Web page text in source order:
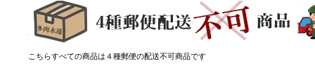
こちらすべての商品は４種郵便の配送不可商品です